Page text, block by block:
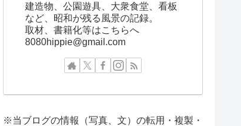
建造物、公園遊具、大衆食堂、看板
など、昭和が残る風景の記録。
取材、書籍化等はこちらへ
8080hippie@gmail.com
※当ブログの情報（写真、文）の転用・複製・